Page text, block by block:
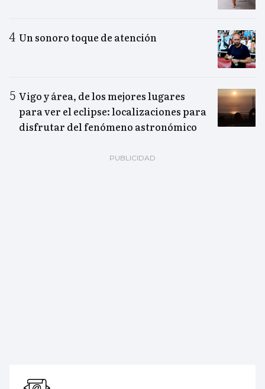
Un sonoro toque de atención
Vigo y área, de los mejores lugares
para ver el eclipse: localizaciones para
disfrutar del fenómeno astronómico